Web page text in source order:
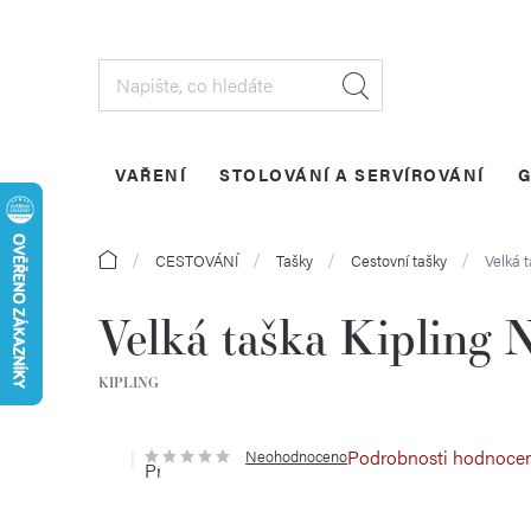
VAŘENÍ STOLOVÁNÍ A SERVÍROVÁNÍ
DomůCESTOVÁNÍ Tašky Cestovní tašky Velká
Velká taška Kipling
KIPLING
Průměrné
hodnocení
NeohodnocenoPodrobnosti